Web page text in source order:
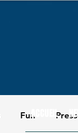
FunACCUEIL